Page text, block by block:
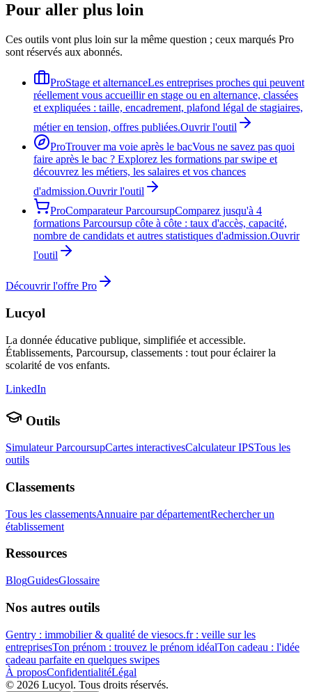
Pour aller plus loin
Ces outils vont plus loin sur la même question ; ceux marqués Pro
sont réservés aux abonnés.
ProStage et alternanceLes entreprises proches qui peuvent
réellement vous accueillir en stage ou en alternance, classées
et expliquées : taille, encadrement, plafond légal de stagiaires,
métier en tension, offres publiées.Ouvrir l'outil
ProTrouver ma voie après le bacVous ne savez pas quoi
faire après le bac ? Explorez les formations par swipe et
découvrez les métiers, les salaires et vos chances
d'admission.Ouvrir l'outil
ProComparateur ParcoursupComparez jusqu'à 4
formations Parcoursup côte à côte : taux d'accès, capacité,
nombre de candidats et autres statistiques d'admission.Ouvrir
l'outil
Découvrir l'offre Pro
Lucyol
La donnée éducative publique, simplifiée et accessible.
Établissements, Parcoursup, classements : tout pour éclairer la
scolarité de vos enfants.
LinkedIn
Outils
Simulateur ParcoursupCartes interactivesCalculateur IPSTous les
outils
Classements
Tous les classementsAnnuaire par départementRechercher un
établissement
Ressources
BlogGuidesGlossaire
Nos autres outils
Gentry : immobilier & qualité de viesocs.fr : veille sur les
entreprisesTon prénom : trouvez le prénom idéalTon cadeau : l'idée
cadeau parfaite en quelques swipes
À proposConfidentialitéLégal
© 2026 Lucyol. Tous droits réservés.